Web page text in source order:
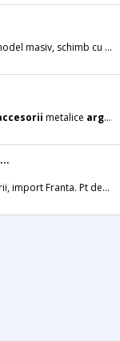
masiv, schimb cu
metalice argintii
Genti Chanel Classic accesorii argintii
Franta. Pt detalii apelati nr afisat.